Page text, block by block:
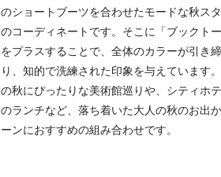
のショートブーツを合わせたモードな秋ス
のコーディネートです。そこに「ブックトー
をプラスすることで、全体のカラーが引き
り、知的で洗練された印象を与えています
の秋にぴったりな美術館巡りや、シティホ
のランチなど、落ち着いた大人の秋のお出
ーンにおすすめの組み合わせです。